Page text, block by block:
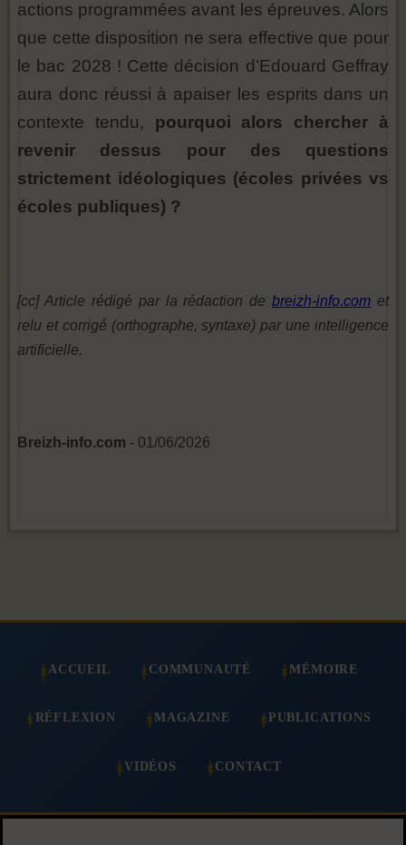
actions programmées avant les épreuves. Alors
que cette disposition ne sera effective que pour
le bac 2028 ! Cette décision d’Edouard Geffray
aura donc réussi à apaiser les esprits dans un
contexte tendu, pourquoi alors chercher à
revenir dessus pour des questions
strictement idéologiques (écoles privées vs
écoles publiques) ?
[cc] Article rédigé par la rédaction debreizh-info.com et
relu et corrigé (orthographe, syntaxe) par une intelligence
artificielle.
Breizh-info.com - 01/06/2026
ACCUEIL COMMUNAUTÉ MÉMOIRE
RÉFLEXION MAGAZINE PUBLICATIONS
VIDÉOS CONTACT